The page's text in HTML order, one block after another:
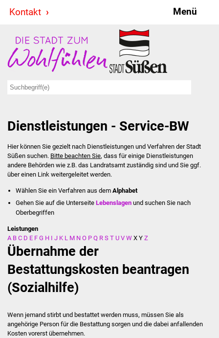
Kontakt Menü
Stadt & Politik
Bürgermeister
Ausschüsse
Ratsinformationssystem
Jugendbeirat
Summerrockfestival
Stadtverwaltung
Ansprechpartner
Dienstleistungen - Service-BW
Hier können Sie gezielt nach Dienstleistungen und Verfahren der Stadt
Süßen suchen. Bitte beachten Sie, dass für einige Dienstleistungen
andere Behörden wie z.B. das Landratsamt zuständig sind und Sie ggf.
über einen Link weitergeleitet werden.
Wählen Sie ein Verfahren aus dem Alphabet
Gehen Sie auf die UnterseiteLebenslagen und suchen Sie nach
Oberbegriffen
Leistungen
A B C D E F G H I J K L M N O P Q R S T U V W X Y Z
Übernahme der
Bestattungskosten beantragen
(Sozialhilfe)
Wenn jemand stirbt und bestattet werden muss, müssen Sie als
angehörige Person für die Bestattung sorgen und die dabei anfallenden
Kosten vorerst übernehmen.